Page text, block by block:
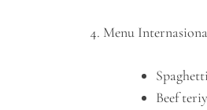
Menu
Beef